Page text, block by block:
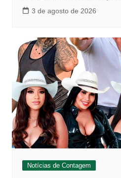
3 de agosto de 2026
Notícias de Contagem